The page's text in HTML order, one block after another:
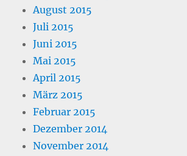
August 2015
Juli 2015
Juni 2015
Mai 2015
April 2015
März 2015
Februar 2015
Dezember 2014
November 2014